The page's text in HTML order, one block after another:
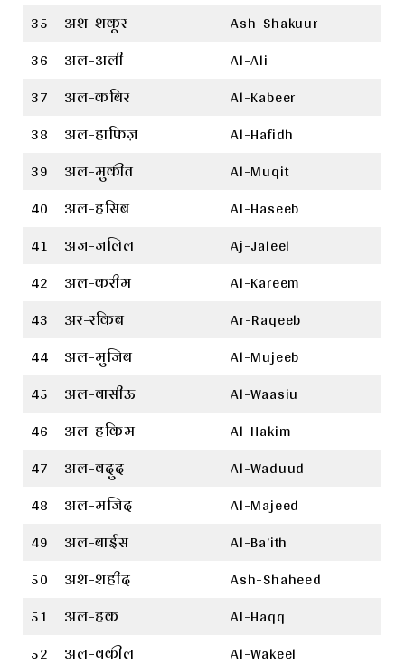
35
अश-शकूर
Ash-Shakuur
36
अल-अली
Al-Ali
37
अल-कबिर
Al-Kabeer
38
अल-हाफिज़
Al-Hafidh
39
अल-मुकीत
Al-Muqit
40
अल-हसिब
Al-Haseeb
41
अज-जलिल
Aj-Jaleel
42
अल-करीम
Al-Kareem
43
अर-रकिब
Ar-Raqeeb
44
अल-मुजिब
Al-Mujeeb
45
अल-वासीऊ
Al-Waasiu
46
अल-हकिम
Al-Hakim
47
अल-वदुद
Al-Waduud
48
अल-मजिद
Al-Majeed
49
अल-बाईस
Al-Ba’ith
50
अश-शहीद
Ash-Shaheed
51
अल-हक
Al-Haqq
52
अल-वकील Al-Wakeel